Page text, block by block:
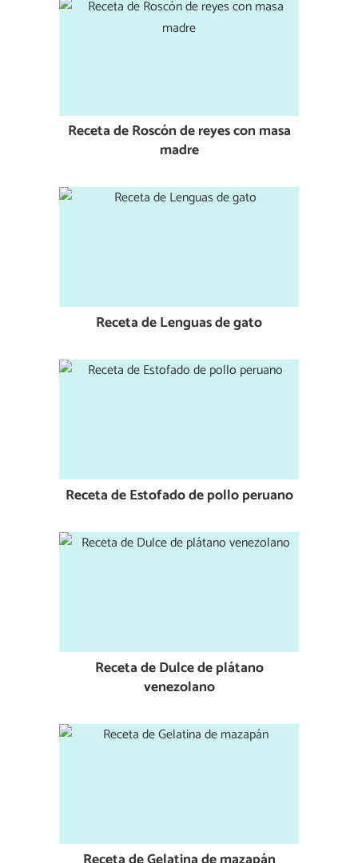
Receta de Roscón de reyes con masa
madre
Receta de Lenguas de gato
Receta de Estofado de pollo peruano
Receta de Dulce de plátano
venezolano